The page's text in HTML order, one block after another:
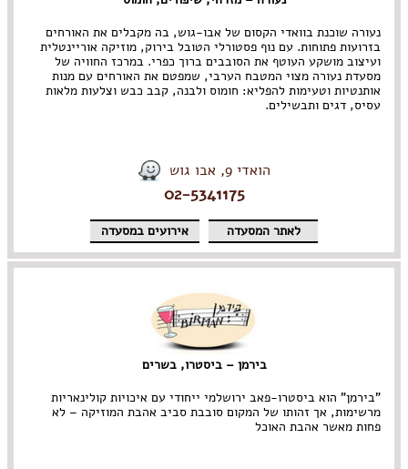
נעורה שוכנת בוואדי הקסום של אבו-גוש, בה מקבלים את האורחים
בזרועות פתוחות. עם נוף פסטורלי הטובל בירוק, מוזיקה אוריינטלית
ועיצוב מושקע העוטף את הסובבים ברוך כפרי. במרכז החוויה של
מסעדת נעורה מצוי המטבח הערבי, שמפטם את האורחים עם מנות
אותנטיות וטעימות להפליא: חומוס ולבנה, קבב כבש וצלעות מלאות
עסיס, דגים ותבשילים.
הואדי 9, אבו גוש
02-5341175
לאתר המסעדה אירועים במסעדה
בירמן – ביסטרו, בשרים
"בירמן" הוא ביסטרו-פאב ירושלמי ייחודי עם איכויות קולינאריות
מרשימות, אך זהותו של המקום סובבת סביב אהבת המוזיקה – לא
פחות מאשר אהבת האוכל